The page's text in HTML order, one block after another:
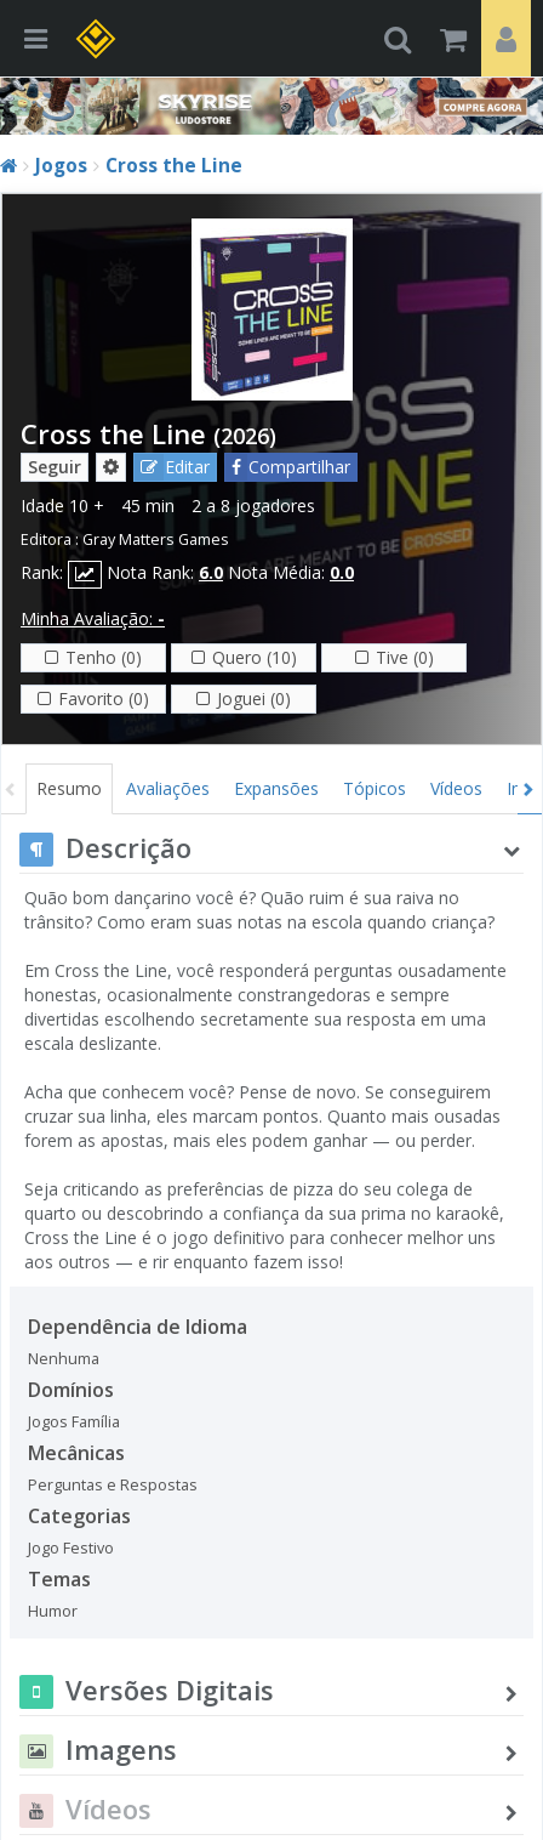
Jogos Cross the Line
Cross the Line (2026)
Seguir Editar
Compartilhar
Idade 10 + 45 min 2 a 8 jogadores
Editora :Gray Matters Games
Rank: Nota Rank: 6.0 Nota Média: 0.0
Minha Avaliação: -
Tenho (0)
Quero (10)
Tive (0)
Favorito (0)
Joguei (0)
Resumo Avaliações Expansões Tópicos Vídeos
Descrição
Quão bom dançarino você é? Quão ruim é sua raiva no
trânsito? Como eram suas notas na escola quando criança?
Em Cross the Line, você responderá perguntas ousadamente
honestas, ocasionalmente constrangedoras e sempre
divertidas escolhendo secretamente sua resposta em uma
escala deslizante.
Acha que conhecem você? Pense de novo. Se conseguirem
cruzar sua linha, eles marcam pontos. Quanto mais ousadas
forem as apostas, mais eles podem ganhar — ou perder.
Seja criticando as preferências de pizza do seu colega de
quarto ou descobrindo a confiança da sua prima no karaokê,
Cross the Line é o jogo definitivo para conhecer melhor uns
aos outros — e rir enquanto fazem isso!
Dependência de Idioma
Nenhuma
Domínios
Jogos Família
Mecânicas
Perguntas e Respostas
Categorias
Jogo Festivo
Temas
Humor
Versões Digitais
Imagens
Vídeos